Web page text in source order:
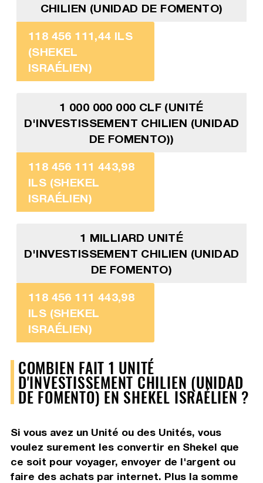
CHILIEN (UNIDAD DE FOMENTO)
118 456 111,44 ILS
(SHEKEL
ISRAÉLIEN)
1 000 000 000 CLF (UNITÉ
D'INVESTISSEMENT CHILIEN (UNIDAD
DE FOMENTO))
118 456 111 443,98
ILS (SHEKEL
ISRAÉLIEN)
1 MILLIARD UNITÉ
D'INVESTISSEMENT CHILIEN (UNIDAD
DE FOMENTO)
118 456 111 443,98
ILS (SHEKEL
ISRAÉLIEN)
COMBIEN FAIT 1 UNITÉ
D'INVESTISSEMENT CHILIEN (UNIDAD
DE FOMENTO) EN SHEKEL ISRAÉLIEN ?
Si vous avez un Unité ou des Unités, vous
voulez surement les convertir en Shekel que
ce soit pour voyager, envoyer de l'argent ou
faire des achats par internet. Plus la somme